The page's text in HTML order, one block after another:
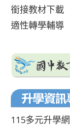
銜接教材下載
適性轉學輔導
115多元升學網